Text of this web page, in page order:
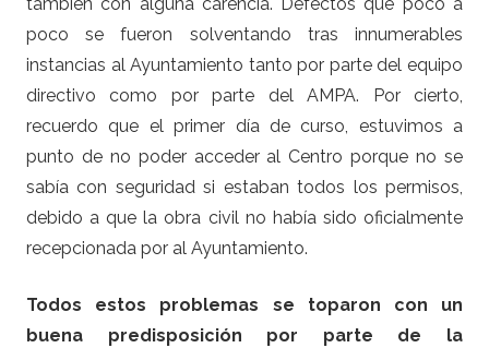
poco se fueron solventando tras innumerables
instancias al Ayuntamiento tanto por parte del equipo
directivo como por parte del AMPA. Por cierto,
recuerdo que el primer día de curso, estuvimos a
punto de no poder acceder al Centro porque no se
sabía con seguridad si estaban todos los permisos,
debido a que la obra civil no había sido oficialmente
recepcionada por al Ayuntamiento.
Todos estos problemas se toparon con un
buena predisposición por parte de la